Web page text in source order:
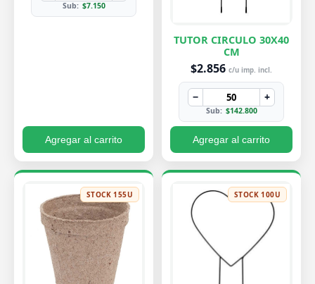
Sub: $7.150
Agregar al carrito
TUTOR CIRCULO 30X40
CM
$2.856 c/u imp. incl.
− +
Sub: $142.800
Agregar al carrito
STOCK 155U STOCK 100U